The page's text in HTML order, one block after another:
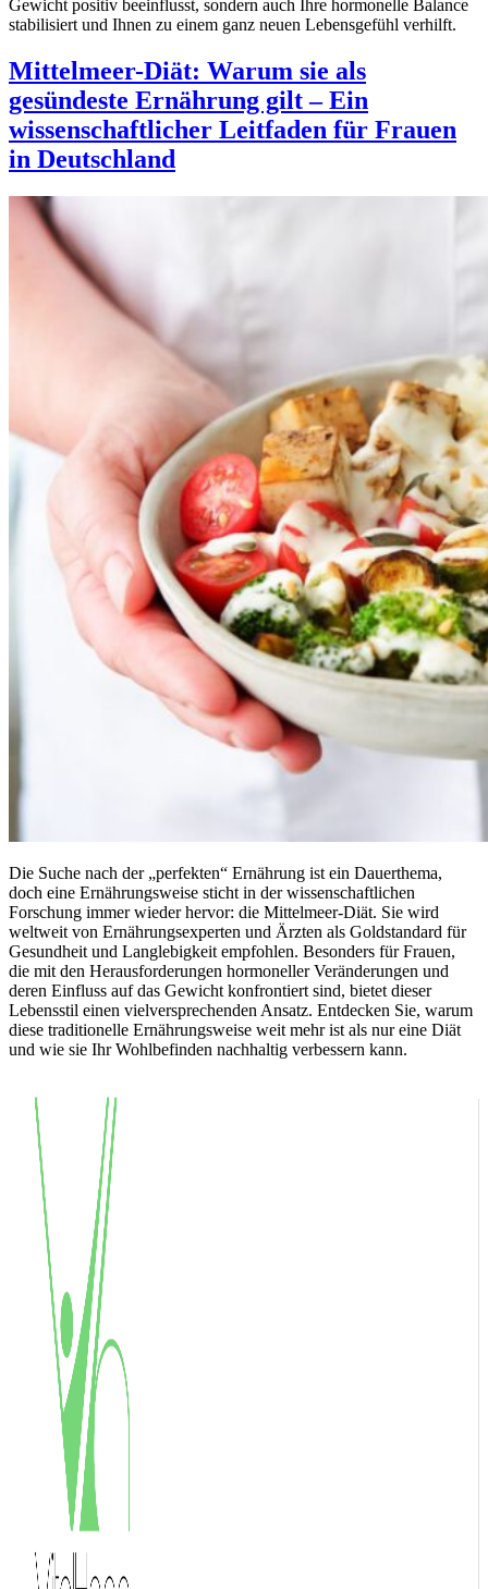
Gewicht positiv beeinflusst, sondern auch Ihre hormonelle Balance
stabilisiert und Ihnen zu einem ganz neuen Lebensgefühl verhilft.
Mittelmeer-Diät: Warum sie als
gesündeste Ernährung gilt – Ein
wissenschaftlicher Leitfaden für Frauen
in Deutschland
Die Suche nach der „perfekten“ Ernährung ist ein Dauerthema,
doch eine Ernährungsweise sticht in der wissenschaftlichen
Forschung immer wieder hervor: die Mittelmeer-Diät. Sie wird
weltweit von Ernährungsexperten und Ärzten als Goldstandard für
Gesundheit und Langlebigkeit empfohlen. Besonders für Frauen,
die mit den Herausforderungen hormoneller Veränderungen und
deren Einfluss auf das Gewicht konfrontiert sind, bietet dieser
Lebensstil einen vielversprechenden Ansatz. Entdecken Sie, warum
diese traditionelle Ernährungsweise weit mehr ist als nur eine Diät
und wie sie Ihr Wohlbefinden nachhaltig verbessern kann.